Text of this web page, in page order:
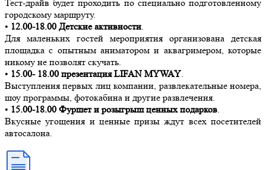
Тест-драйв будет проходить по специально подготовленному
городскому маршруту.
• 12.00-18.00 Детские активности
Для маленьких гостей мероприятия организована детская
площадка с опытным аниматором и аквагримером, которые
никому не позволят скучать.
• 15.00- 18.00 презентация LIFAN MYWAY
Выступления первых лиц компании, развлекательные номера,
шоу программы, фотокабина и другие развлечения.
• 15.00-18.00 Фуршет и розыгрыш ценных подарков
Вкусные угощения и ценные призы ждут всех посетителей
автосалона.